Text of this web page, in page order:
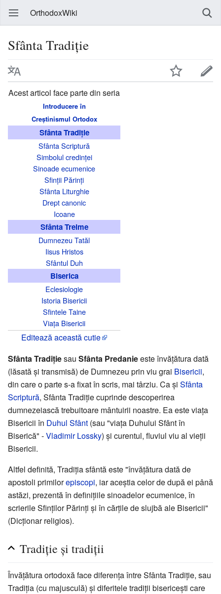
OrthodoxWiki
Sfânta Tradiție
Acest articol face parte din seria
Introducere în
Creștinismul Ortodox
Sfânta Tradiție
Sfânta Scriptură
Simbolul credinței
Sinoade ecumenice
Sfinții Părinți
Sfânta Liturghie
Drept canonic
Icoane
Sfânta Treime
Dumnezeu Tatăl
Iisus Hristos
Sfântul Duh
Biserica
Eclesiologie
Istoria Bisericii
Sfintele Taine
Viața Bisericii
Editează această cutie
Sfânta Tradițiesau Sfânta Predanieeste învățătura dată
(lăsată și transmisă) de Dumnezeu prin viu grai Bisericii,
din care o parte s-a fixat în scris, mai târziu. Ca și Sfânta
Scriptură, Sfânta Tradiție cuprinde descoperirea
dumnezeiască trebuitoare mântuirii noastre. Ea este viața
Bisericii în Duhul Sfânt (sau "viața Duhului Sfânt în
Biserică" -Vladimir Lossky) și curentul, fluviul viu al vieții
Bisericii.
Altfel definită, Tradiția sfântă este "învățătura dată de
apostoli primilorepiscopi, iar aceștia celor de după ei până
astăzi, prezentă în definițiile sinoadelor ecumenice, în
scrierile Sfinților Părinți și în cărțile de slujbă ale Bisericii"
(Dicționar religios).
Tradiție și tradiții
Învățătura ortodoxă face diferența între Sfânta Tradiție, sau
Tradiția (cu majusculă) și diferitele tradiții bisericești care